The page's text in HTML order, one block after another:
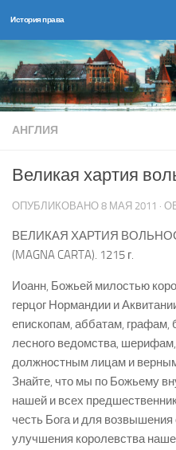
Перейти к содержимому
История права
АНГЛИЯ
Великая хартия
ОПУБЛИКОВАНО 8 МАЯ 2011 ·
ВЕЛИКАЯ ХАРТИЯ
(MAGNA CARTA). 1215 г.
Иоанн, Божьей милостью
герцог Нормандии и
епископам, аббатам,
лесного ведомства,
должностным лицам и
Знайте, что мы по Божьему
нашей и всех
честь Бога и для возвышения
улучшения королевства